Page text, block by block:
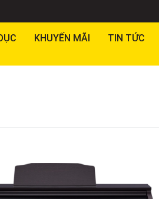
KHUYẾN MÃI TIN TỨC